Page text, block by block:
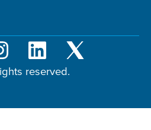
reserved.